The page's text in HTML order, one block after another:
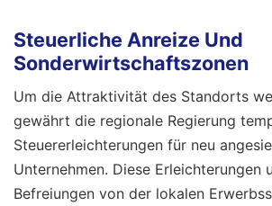
Steuerliche Anreize Und
Sonderwirtschaftszonen
Um die Attraktivität des Standorts
gewährt die regionale Regierung
Steuererleichterungen für neu
Unternehmen. Diese Erleichterungen
Befreiungen von der lokalen